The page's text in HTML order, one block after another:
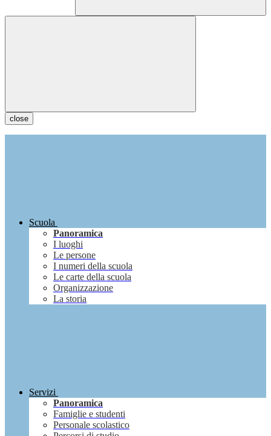
close
Scuola
Panoramica
I luoghi
Le persone
I numeri della scuola
Le carte della scuola
Organizzazione
La storia
Servizi
Panoramica
Famiglie e studenti
Personale scolastico